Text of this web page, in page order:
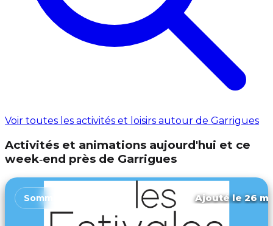
Voir toutes les activités et loisirs autour de Garrigues
Activités et animations aujourd'hui et ce
week‑end près de Garrigues
Sommières Ajouté le 26